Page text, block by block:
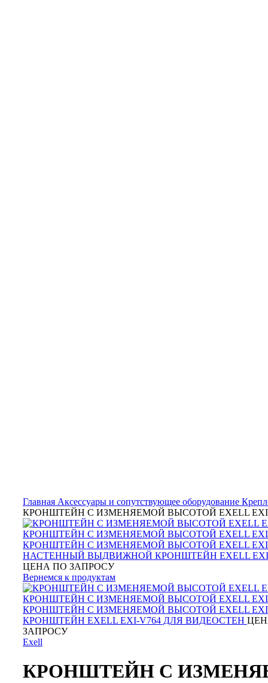
Главная Аксессуары и сопутствующее оборудование
КРОНШТЕЙН С ИЗМЕНЯЕМОЙ ВЫСОТОЙ EXELL EXI-
НАСТЕННЫЙ ВЫДВИЖНОЙ КРОНШТЕЙН EXELL EXI-
ЦЕНА ПО ЗАПРОСУ
Вернемся к продуктам
КРОНШТЕЙН EXELL EXI-V764 ДЛЯ ВИДЕОСТЕН
ЗАПРОСУ
Exell
КРОНШТЕЙН С